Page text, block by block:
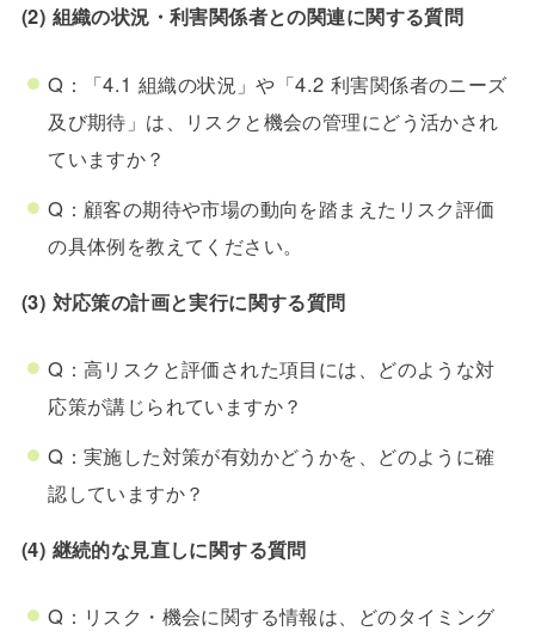
(2) 組織の状況・利害関係者との関連に関する質問
Q：「4.1 組織の状況」や「4.2 利害関係者のニーズ
及び期待」は、リスクと機会の管理にどう活かされ
ていますか？
Q：顧客の期待や市場の動向を踏まえたリスク評価
の具体例を教えてください。
(3) 対応策の計画と実行に関する質問
Q：高リスクと評価された項目には、どのような対
応策が講じられていますか？
Q：実施した対策が有効かどうかを、どのように確
認していますか？
(4) 継続的な見直しに関する質問
Q：リスク・機会に関する情報は、どのタイミング